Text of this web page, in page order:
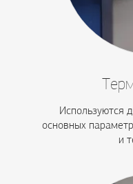
Используются
основных
и